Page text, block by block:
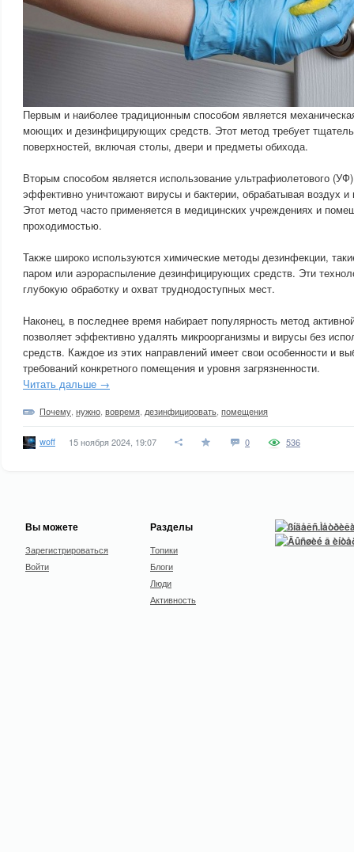
Первым и наиболее традиционным способом является
моющих и дезинфицирующих средств. Этот метод требует
поверхностей, включая столы, двери и предметы обихода.
Вторым способом является использование ультрафиолетового
эффективно уничтожают вирусы и бактерии, обрабатывая воздух
Этот метод часто применяется в медицинских учреждениях и
проходимостью.
Также широко используются химические методы дезинфекции,
паром или аэрораспыление дезинфицирующих средств. Эти
глубокую обработку и охват труднодоступных мест.
Наконец, в последнее время набирает популярность метод
позволяет эффективно удалять микроорганизмы и вирусы без
средств. Каждое из этих направлений имеет свои особенности и
требований конкретного помещения и уровня загрязненности.
Читать дальше →
Почему нужно вовремя дезинфицировать помещения
woff 15 ноября 2024, 19:07 0 536
Вы можете
Зарегистрироваться
Войти
Разделы
Топики
Блоги
Люди
Активность